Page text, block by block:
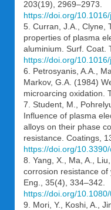
203(19), 2969–2973.
https://doi.org/
5. Curran, J.A., Clyne,
properties of plasma
aluminium. Surf. Coat.
https://doi.org/
6. Petrosyanis, A.A.,
Markov, G.A. (1984)
microarcing oxidation.
7. Student, M.,
Influence of plasma
alloys on their phase
resistance. Coatings,
https://doi.org/
8. Yang, X., Ma, A.,
corrosion resistance of
Eng., 35(4), 334–342.
https://doi.org/
9. Mori, Y., Koshi, A.,